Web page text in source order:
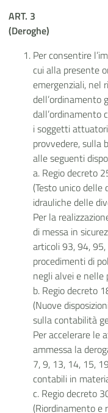
ART. 3
(Deroghe)
Per consentire
cui alla presente
emergenziali, nel
dell’ordinamento
dall’ordinamento
i soggetti
provvedere, sulla
alle seguenti
a. Regio decreto
(Testo unico delle
idrauliche delle
Per la
di messa in
articoli 93, 94,
procedimenti di
negli alvei e nelle
b. Regio decreto
(Nuove
sulla contabilità
Per accelerare le
ammessa la
7, 9, 13, 14, 15,
contabili in
c. Regio decreto
(Riordinamento e